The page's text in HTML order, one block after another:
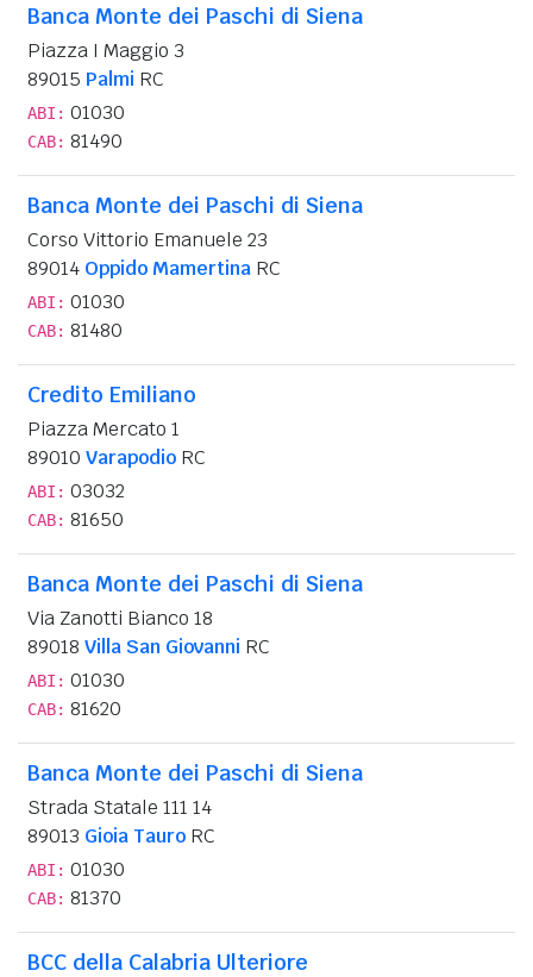
Banca Monte dei Paschi di Siena
Piazza I Maggio 3
89015 Palmi RC
ABI: 01030
CAB: 81490
Banca Monte dei Paschi di Siena
Corso Vittorio Emanuele 23
89014 Oppido Mamertina RC
ABI: 01030
CAB: 81480
Credito Emiliano
Piazza Mercato 1
89010 Varapodio RC
ABI: 03032
CAB: 81650
Banca Monte dei Paschi di Siena
Via Zanotti Bianco 18
89018 Villa San Giovanni RC
ABI: 01030
CAB: 81620
Banca Monte dei Paschi di Siena
Strada Statale 111 14
89013 Gioia Tauro RC
ABI: 01030
CAB: 81370
BCC della Calabria Ulteriore